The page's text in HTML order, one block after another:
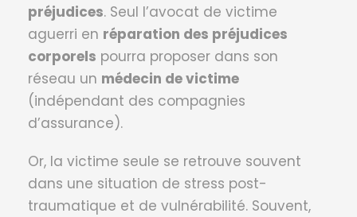
préjudices. Seul l’avocat de victime
aguerri en réparation des préjudices
corporels pourra proposer dans son
réseau un médecin de victime
(indépendant des compagnies
d’assurance).
Or, la victime seule se retrouve souvent
dans une situation de stress post-
traumatique et de vulnérabilité. Souvent,